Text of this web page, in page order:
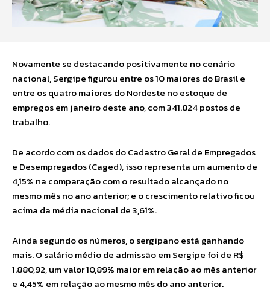
Novamente se destacando positivamente no cenário
nacional, Sergipe figurou entre os 10 maiores do Brasil e
entre os quatro maiores do Nordeste no estoque de
empregos em janeiro deste ano, com 341.824 postos de
trabalho.
De acordo com os dados do Cadastro Geral de Empregados
e Desempregados (Caged), isso representa um aumento de
4,15% na comparação com o resultado alcançado no
mesmo mês no ano anterior; e o crescimento relativo ficou
acima da média nacional de 3,61%.
Ainda segundo os números, o sergipano está ganhando
mais. O salário médio de admissão em Sergipe foi de R$
1.880,92, um valor 10,89% maior em relação ao mês anterior
e 4,45% em relação ao mesmo mês do ano anterior.